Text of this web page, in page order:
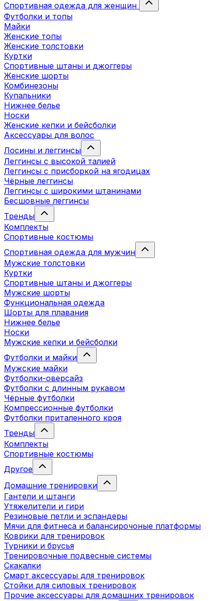
Спортивная одежда для женщин
Футболки и топы
Майки
Женские топы
Женские толстовки
Куртки
Спортивные штаны и джоггеры
Женские шорты
Комбинезоны
Купальники
Нижнее белье
Носки
Женские кепки и бейсболки
Аксессуары для волос
Лосины и леггинсы
Леггинсы с высокой талией
Леггинсы с присборкой на ягодицах
Чёрные леггинсы
Леггинсы с широкими штанинами
Бесшовные леггинсы
Тренды
Комплекты
Спортивные костюмы
Спортивная одежда для мужчин
Мужские толстовки
Куртки
Спортивные штаны и джоггеры
Мужские шорты
Функциональная одежда
Шорты для плавания
Нижнее белье
Носки
Мужские кепки и бейсболки
Футболки и майки
Мужские майки
Футболки-оверсайз
Футболки с длинным рукавом
Чёрные футболки
Компрессионные футболки
Футболки приталенного кроя
Тренды
Комплекты
Спортивные костюмы
Другое
Домашние тренировки
Гантели и штанги
Утяжелители и гири
Резиновые петли и эспандеры
Мячи для фитнеса и балансирочоные платформы
Коврики для тренировок
Турники и брусья
Тренировочные подвесные системы
Скакалки
Смарт аксессуары для тренировок
Стойки для силовых тренировок
Прочие аксессуары для домашних тренировок